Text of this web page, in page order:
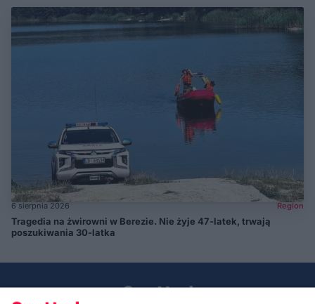
6 sierpnia 2026 Region
Tragedia na żwirowni w Berezie. Nie żyje 47-latek, trwają
poszukiwania 30-latka